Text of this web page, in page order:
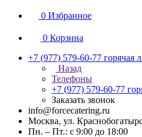
0 Избранное
0 Корзина
+7 (977) 579-60-77 горячая
Назад
Телефоны
+7 (977) 579-60-77
Заказать звонок
info@forcecatering.ru
Москва, ул.
Пн. – Пт.: с 9:00 до 18:00